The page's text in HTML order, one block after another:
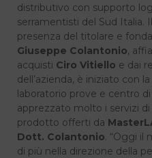
distributivo con supporto
serramentisti del Sud Italia.
presenza del titolare e
Giuseppe Colantonio,
acquisti Ciro Vitiello e dai
dell’azienda, è iniziato con
laboratorio prove e centro
apprezzato molto i servizi
prodotto offerti da
Dott. Colantonio. “Oggi il
di più nella direzione della